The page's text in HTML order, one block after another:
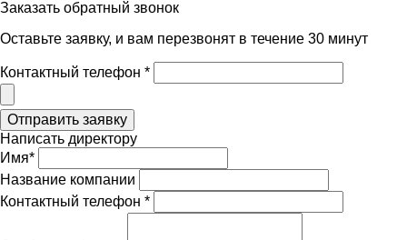
Заказать обратный звонок
Оставьте заявку, и вам перезвонят в течение 30 минут
Контактный телефон *
Написать директору
Имя*
Название компании
Контактный телефон *